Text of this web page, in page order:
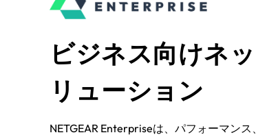
ビジネス向けネッ
リューション
NETGEAR Enterpriseは、パフォーマンス